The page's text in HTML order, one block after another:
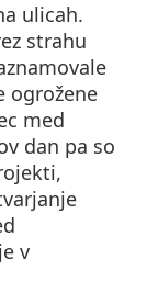
ulicah.
strahu
ogrožene
med
dan pa so
v